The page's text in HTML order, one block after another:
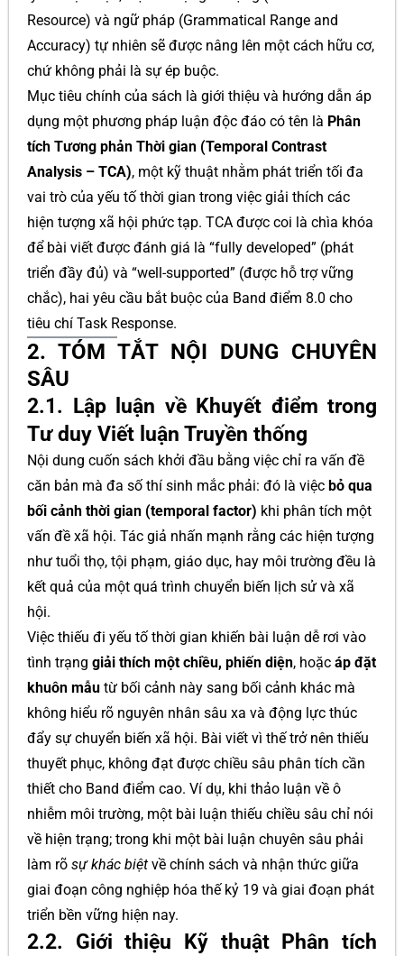
Resource) và ngữ pháp (Grammatical Range and
Accuracy) tự nhiên sẽ được nâng lên một cách hữu cơ,
chứ không phải là sự ép buộc.
Mục tiêu chính của sách là giới thiệu và hướng dẫn áp
dụng một phương pháp luận độc đáo có tên là Phân
tích Tương phản Thời gian (Temporal Contrast
Analysis – TCA), một kỹ thuật nhằm phát triển tối đa
vai trò của yếu tố thời gian trong việc giải thích các
hiện tượng xã hội phức tạp. TCA được coi là chìa khóa
để bài viết được đánh giá là “fully developed” (phát
triển đầy đủ) và “well-supported” (được hỗ trợ vững
chắc), hai yêu cầu bắt buộc của Band điểm 8.0 cho
tiêu chí Task Response.
2. TÓM TẮT NỘI DUNG CHUYÊN
SÂU
2.1. Lập luận về Khuyết điểm trong
Tư duy Viết luận Truyền thống
Nội dung cuốn sách khởi đầu bằng việc chỉ ra vấn đề
căn bản mà đa số thí sinh mắc phải: đó là việc bỏ qua
bối cảnh thời gian (temporal factor) khi phân tích một
vấn đề xã hội. Tác giả nhấn mạnh rằng các hiện tượng
như tuổi thọ, tội phạm, giáo dục, hay môi trường đều là
kết quả của một quá trình chuyển biến lịch sử và xã
hội.
Việc thiếu đi yếu tố thời gian khiến bài luận dễ rơi vào
tình trạng giải thích một chiều, phiến diện, hoặc áp đặt
khuôn mẫu từ bối cảnh này sang bối cảnh khác mà
không hiểu rõ nguyên nhân sâu xa và động lực thúc
đẩy sự chuyển biến xã hội. Bài viết vì thế trở nên thiếu
thuyết phục, không đạt được chiều sâu phân tích cần
thiết cho Band điểm cao. Ví dụ, khi thảo luận về ô
nhiễm môi trường, một bài luận thiếu chiều sâu chỉ nói
về hiện trạng; trong khi một bài luận chuyên sâu phải
làm rõ sự khác biệt về chính sách và nhận thức giữa
giai đoạn công nghiệp hóa thế kỷ 19 và giai đoạn phát
triển bền vững hiện nay.
2.2. Giới thiệu Kỹ thuật Phân tích